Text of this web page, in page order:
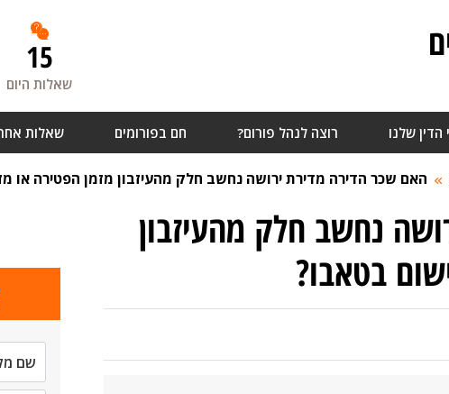
15
שאלות היום
הדין שלנו רוצה לנהל פורום? חם בפורומים שאלות
האם שכר הדירה מדירת ירושה נחשב חלק מהעיזבון מזמן הפטירה או
נחשב חלק מהעיזבון
בטאבו?